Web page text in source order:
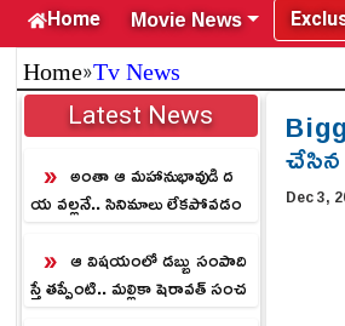
Home Movie News
Home»Tv News
Latest News
అంతా ఆ మహానుభావుడి ద
య వల్లనే.. సినిమాలు లేకపోవడం
ఆ విషయంలో డబ్బు సంపాది
స్తే తప్పేంటి.. మల్లికా షెరావత్ సంచ
Dec 3,